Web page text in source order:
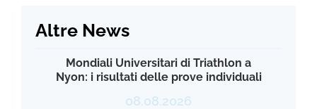
Altre News
Mondiali Universitari di Triathlon a
Nyon: i risultati delle prove individuali
08.08.2026